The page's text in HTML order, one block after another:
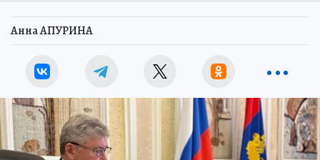
Анна АПУРИНА